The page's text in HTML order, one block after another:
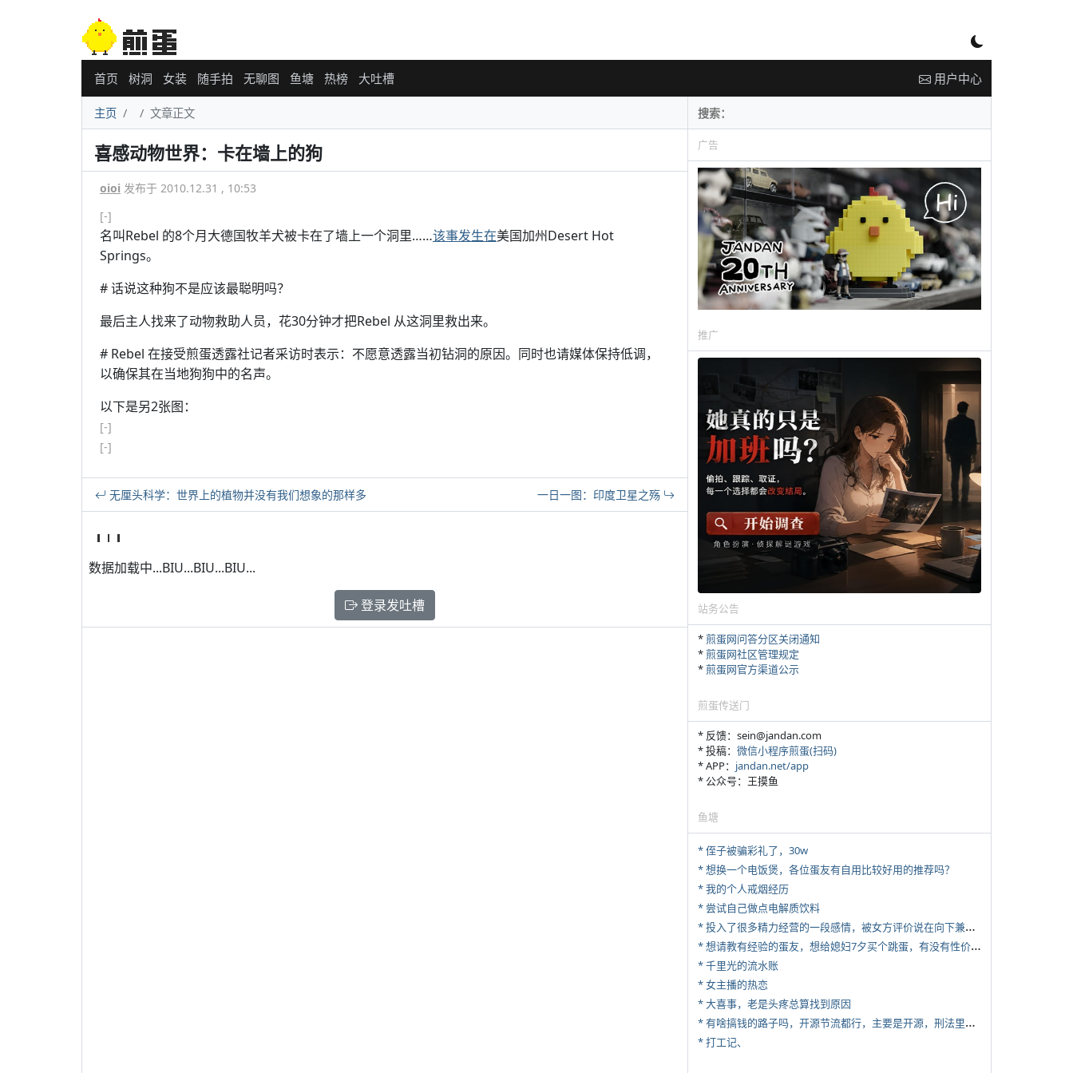
首页 树洞 女装 随手拍 无聊图 鱼塘 热榜 大吐槽 用户中心
主页 文章正文
喜感动物世界：卡在墙上的狗
oioi 发布于 2010.12.31 , 10:53
[-]
名叫Rebel 的8个月大德国牧羊犬被卡在了墙上一个洞里……该事发生在美国加州Desert Hot
Springs。
# 话说这种狗不是应该最聪明吗？
最后主人找来了动物救助人员，花30分钟才把Rebel 从这洞里救出来。
# Rebel 在接受煎蛋透露社记者采访时表示：不愿意透露当初钻洞的原因。同时也请媒体保持低调，
以确保其在当地狗狗中的名声。
以下是另2张图：
[-]
[-]
无厘头科学：世界上的植物并没有我们想象的那样多 一日一图：印度卫星之殇
数据加载中...BIU...BIU...BIU...
登录发吐槽
广告
推广
站务公告
*煎蛋网问答分区关闭通知
*煎蛋网社区管理规定
*煎蛋网官方渠道公示
煎蛋传送门
* 反馈：sein@jandan.com
* 投稿： 微信小程序煎蛋(扫码)
* APP： jandan.net/app
* 公众号：王摸鱼
鱼塘
* 侄子被骗彩礼了，30w
* 想换一个电饭煲，各位蛋友有自用比较好用的推荐吗？
* 我的个人戒烟经历
* 尝试自己做点电解质饮料
*
投入了很多精力经营的一段感情，被女方评价说在向下兼容我，感觉有点破防
*
想请教有经验的蛋友，想给媳妇7夕买个跳蛋，有没有性价比高的推荐
* 千里光的流水账
* 女主播的热恋
* 大喜事，老是头疼总算找到原因
*
有啥搞钱的路子吗，开源节流都行，主要是开源，刑法里的咱不做
* 打工记、